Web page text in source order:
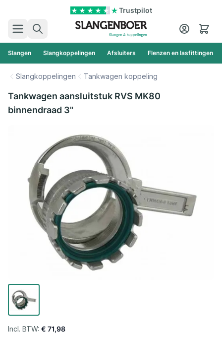
Trustpilot
Zoek
Cart
Slangen Slangkoppelingen Afsluiters Flenzen en lasfittingen
Slangkoppelingen Tankwagen koppeling
Tankwagen aansluitstuk RVS MK80
binnendraad 3"
€ 71,98